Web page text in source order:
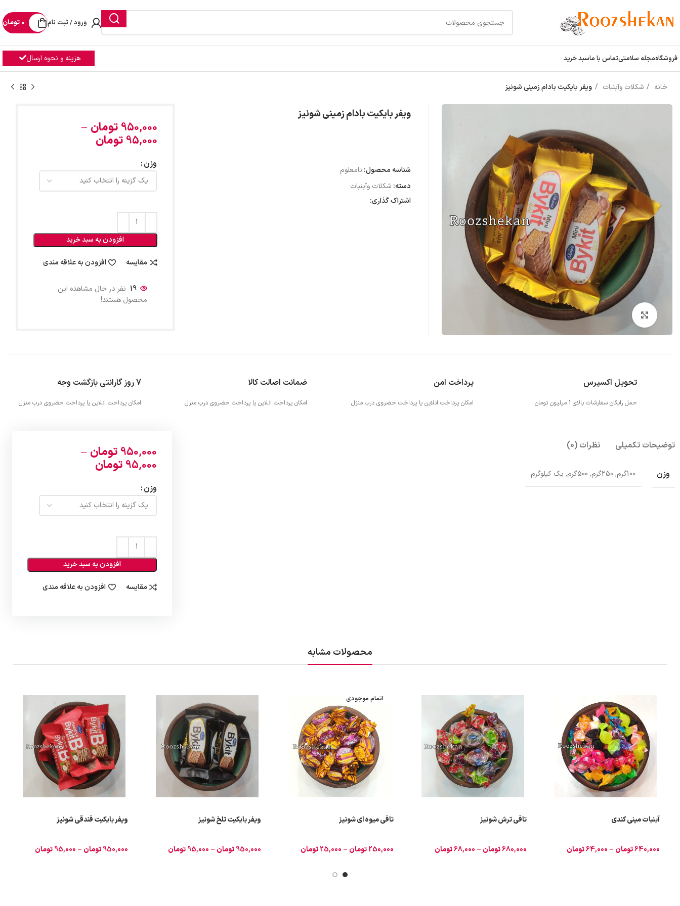
ورود / ثبت نام 0 تومان
فروشگاهمجله سلامتیتماس با ماسبد خرید هزینه و نحوه ارسال
خانه شکلات وآبنبات ویفر بایکیت بادام زمینی شونیز
بزرگنمایی تصویر
ویفر بایکیت بادام زمینی شونیز
شناسه محصول: نامعلوم
دسته: شکلات وآبنبات
اشتراک گذاری:
950,000 تومان –
95,000 تومان
وزن
افزودن به سبد خرید
مقایسه افزودن به علاقه مندی
19 نفر در حال مشاهده این
محصول هستند!
تحویل اکسپرس
حمل رایگان سفارشات بالای 1 میلیون تومان
پرداخت امن
امکان پرداخت انلاین یا پرداخت حضروی درب منزل
ضمانت اصالت کالا
امکان پرداخت انلاین یا پرداخت حضروی درب منزل
7 روز گارانتی بازگشت وجه
امکان پرداخت انلاین یا پرداخت حضروی درب منزل
توضیحات تکمیلی نظرات (0)
وزن 100گرم, 250گرم, 500گرم, یک کیلوگرم
950,000 تومان –
95,000 تومان
وزن
افزودن به سبد خرید
مقایسه افزودن به علاقه مندی
محصولات مشابه
آبنبات مینی کندی
640,000تومان –
64,000تومان
تافی ترش شونیز
680,000تومان –
68,000تومان
اتمام موجودی
تافی میوه ای شونیز
250,000تومان –
25,000تومان
ویفر بایکیت تلخ شونیز
950,000 تومان –
95,000 تومان
ویفر بایکیت فندقی شونیز
950,000تومان –
95,000تومان